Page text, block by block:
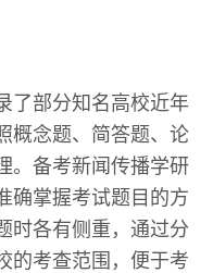
了部分知名高校近年
概念题、简答题、论
。备考新闻传播学研
确掌握考试题目的方
时各有侧重，通过分
的考查范围，便于考